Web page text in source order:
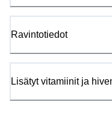
Ravintotiedot
Lisätyt vitamiinit ja